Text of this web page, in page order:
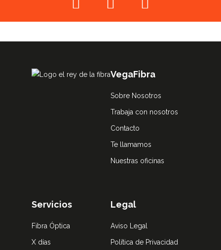
VegaFibra
Sobre Nosotros
Trabaja con nosotros
Contacto
Te llamamos
Nuestras oficinas
Servicios
Fibra Óptica
X días
Legal
Aviso Legal
Política de Privacidad